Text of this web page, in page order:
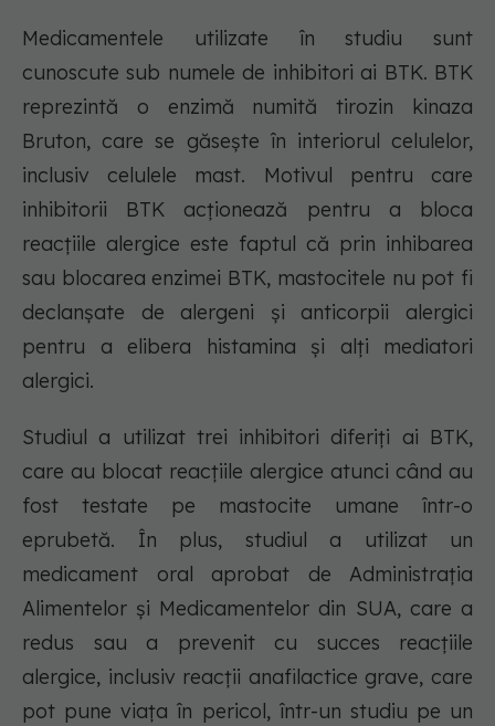
Medicamentele utilizate în studiu sunt
cunoscute sub numele de inhibitori ai BTK. BTK
reprezintă o enzimă numită tirozin kinaza
Bruton, care se găsește în interiorul celulelor,
inclusiv celulele mast. Motivul pentru care
inhibitorii BTK acționează pentru a bloca
reacțiile alergice este faptul că prin inhibarea
sau blocarea enzimei BTK, mastocitele nu pot fi
declanșate de alergeni și anticorpii alergici
pentru a elibera histamina și alți mediatori
alergici.
Studiul a utilizat trei inhibitori diferiți ai BTK,
care au blocat reacțiile alergice atunci când au
fost testate pe mastocite umane într-o
eprubetă. În plus, studiul a utilizat un
medicament oral aprobat de Administrația
Alimentelor și Medicamentelor din SUA, care a
redus sau a prevenit cu succes reacțiile
alergice, inclusiv reacții anafilactice grave, care
pot pune viața în pericol, într-un studiu pe un